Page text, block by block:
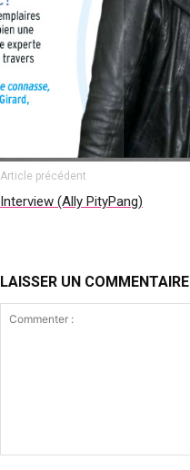
Article précédent
Interview (Ally PityPang)
LAISSER UN COMMENTAIRE